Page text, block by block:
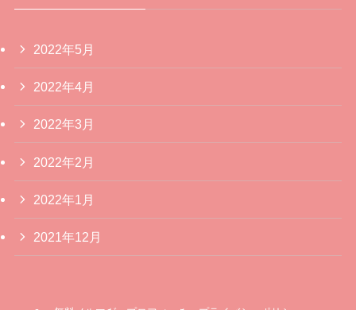
2022年5月
2022年4月
2022年3月
2022年2月
2022年1月
2021年12月